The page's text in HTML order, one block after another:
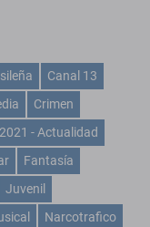
Canal 13
Crimen
- Actualidad
Fantasía
Juvenil
Narcotrafico